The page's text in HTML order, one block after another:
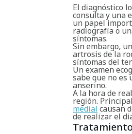
El diagnóstico
consulta y una
un papel
radiografía o
síntomas.
Sin embargo,
artrosis de la
síntomas del
Un examen
sabe que no es
anserino.
A la hora de
región.
medial causan
de realizar el